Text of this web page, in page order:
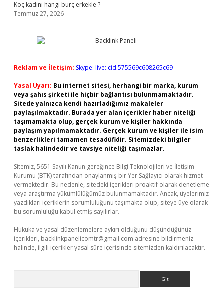
Koç kadını hangi burç erkekle ?
Temmuz 27, 2026
Reklam ve İletişim: Skype: live:.cid.575569c608265c69
Yasal Uyarı: Bu internet sitesi, herhangi bir marka, kurum
veya şahıs şirketi ile hiçbir bağlantısı bulunmamaktadır.
Sitede yalnızca kendi hazırladığımız makaleler
paylaşılmaktadır. Burada yer alan içerikler haber niteliği
taşımamakta olup, gerçek kurum ve kişiler hakkında
paylaşım yapılmamaktadır. Gerçek kurum ve kişiler ile isim
benzerlikleri tamamen tesadüfidir. Sitemizdeki bilgiler
taslak halindedir ve tavsiye niteliği taşımazlar.
Sitemiz, 5651 Sayılı Kanun gereğince Bilgi Teknolojileri ve İletişim
Kurumu (BTK) tarafından onaylanmış bir Yer Sağlayıcı olarak hizmet
vermektedir. Bu nedenle, sitedeki içerikleri proaktif olarak denetleme
veya araştırma yükümlülüğümüz bulunmamaktadır. Ancak, üyelerimiz
yazdıkları içeriklerin sorumluluğunu taşımakta olup, siteye üye olarak
bu sorumluluğu kabul etmiş sayılırlar.
Hukuka ve yasal düzenlemelere aykırı olduğunu düşündüğünüz
içerikleri, backlinkpanelicomtr@gmail.com adresine bildirmeniz
halinde, ilgili içerikler yasal süre içerisinde sitemizden kaldırılacaktır.